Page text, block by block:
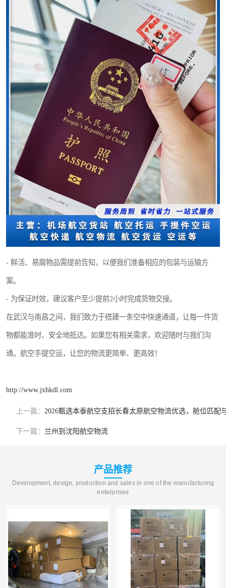
- 鲜活、易腐物品需提前告知，以便我们准备相应的包装与运输方
案。
- 为保证时效，建议客户至少提前2小时完成货物交接。
在武汉与南昌之间，我们致力于搭建一条空中快速通道，让每一件货
物都能准时、安全地抵达。如果您有相关需求，欢迎随时与我们沟
通。航空手提空运，让您的物流更简单、更高效！
http://www.jxhkdl.com
上一篇： 2026甄选本泰航空支招长春太原航空物流优选，舱位匹配
下一篇： 兰州到沈阳航空物流
产品推荐
Development, design, production and sales in one of the manufacturing
enterprises